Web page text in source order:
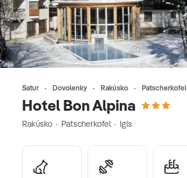
Satur Dovolenky Rakúsko Patscherkofel
Hotel Bon Alpina
Rakúsko · Patscherkofel · Igls